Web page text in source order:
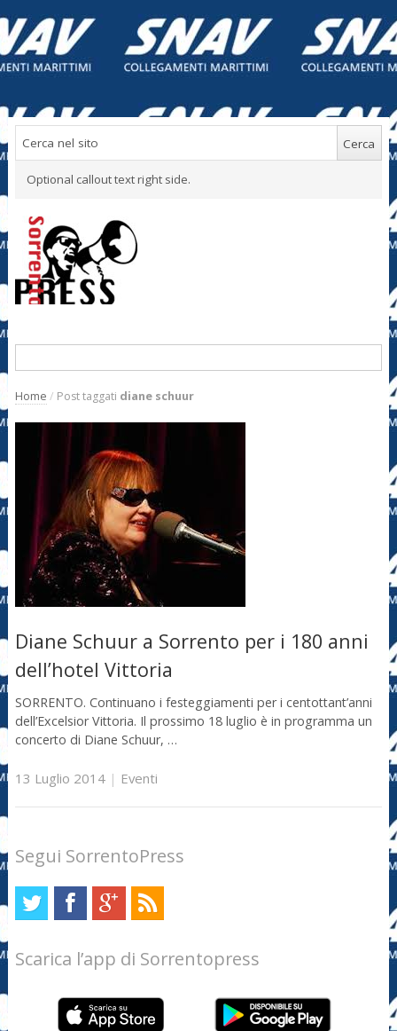
Optional callout text right side.
Home / Post taggati diane schuur
Diane Schuur a Sorrento per i 180 anni
dell’hotel Vittoria
SORRENTO. Continuano i festeggiamenti per i centottant’anni
dell’Excelsior Vittoria. Il prossimo 18 luglio è in programma un
concerto di Diane Schuur, …
13 Luglio 2014| Eventi
Segui SorrentoPress
Scarica l’app di Sorrentopress